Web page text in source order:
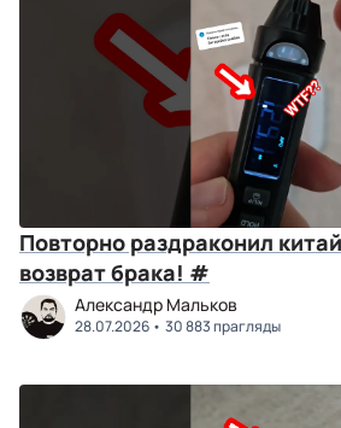
Повторно раздраконил
возврат брака! #
Александр Мальков
28.07.2026 30 883 прагляды